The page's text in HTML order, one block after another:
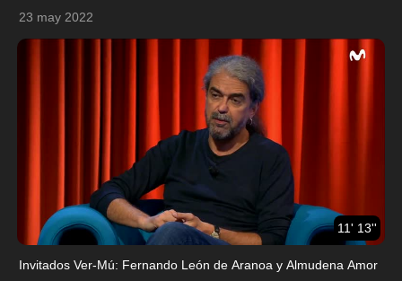
23 may 2022
11' 13''
Invitados Ver-Mú: Fernando León de Aranoa y Almudena Amor